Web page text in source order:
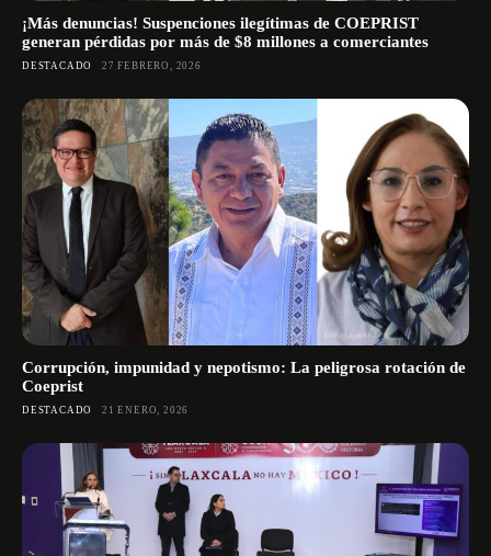
¡Más denuncias! Suspenciones ilegítimas de COEPRIST
generan pérdidas por más de $8 millones a comerciantes
DESTACADO 27 FEBRERO, 2026
Corrupción, impunidad y nepotismo: La peligrosa rotación de
Coeprist
DESTACADO 21 ENERO, 2026